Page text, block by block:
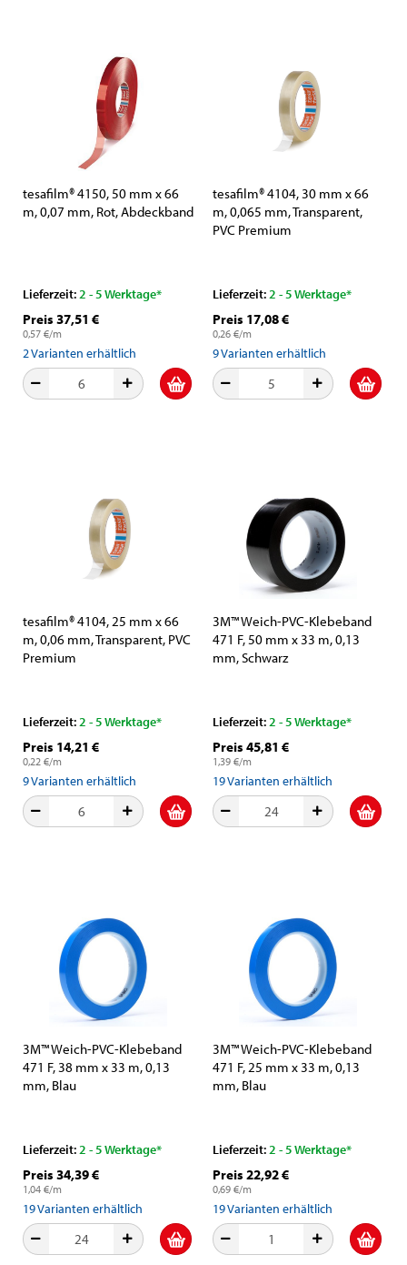
tesafilm® 4150, 50 mm x 66
m, 0,07 mm, Rot, Abdeckband
Lieferzeit:2 - 5 Werktage*
Preis 37,51 €
0,57 €/m
2Varianten erhältlich
tesafilm® 4104, 30 mm x 66
m, 0,065 mm, Transparent,
PVC Premium
Lieferzeit:2 - 5 Werktage*
Preis 17,08 €
0,26 €/m
9Varianten erhältlich
tesafilm® 4104, 25 mm x 66
m, 0,06 mm, Transparent, PVC
Premium
Lieferzeit:2 - 5 Werktage*
Preis 14,21 €
0,22 €/m
9Varianten erhältlich
3M™ Weich-PVC-Klebeband
471 F, 50 mm x 33 m, 0,13
mm, Schwarz
Lieferzeit:2 - 5 Werktage*
Preis 45,81 €
1,39 €/m
19Varianten erhältlich
3M™ Weich-PVC-Klebeband
471 F, 38 mm x 33 m, 0,13
mm, Blau
Lieferzeit:2 - 5 Werktage*
Preis 34,39 €
1,04 €/m
19Varianten erhältlich
3M™ Weich-PVC-Klebeband
471 F, 25 mm x 33 m, 0,13
mm, Blau
Lieferzeit:2 - 5 Werktage*
Preis 22,92 €
0,69 €/m
19Varianten erhältlich